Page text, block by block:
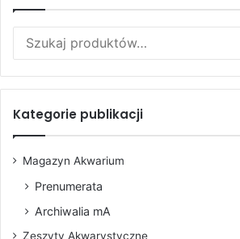
Kategorie publikacji
Magazyn Akwarium
Prenumerata
Archiwalia mA
Zeszyty Akwarystyczne